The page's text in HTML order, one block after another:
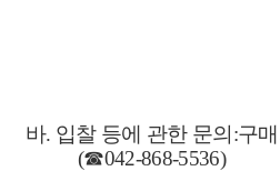
바. 입찰 등에 관한 문의 :구
(☎042-868-5536)